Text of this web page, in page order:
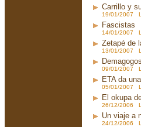
Carrillo y
19/01/2007
Fascistas
14/01/2007
Zetapé de
13/01/2007
09/01/2007
ETA da
05/01/2007
El okupa
26/12/2006
Un viaje a
24/12/2006